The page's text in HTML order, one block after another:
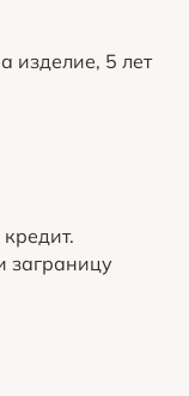
изделие, 5 лет
заграницу